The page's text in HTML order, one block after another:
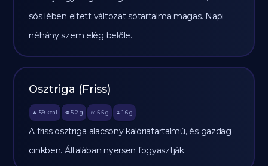
sós lében eltett változat sótartalma magas. Napi
néhány szem elég belőle.
Osztriga (Friss)
🔥 59 kcal 🥩 5.2 g 🥔 5.5g 🫒 1.6 g
A friss osztriga alacsony kalóriatartalmú, és gazdag
cinkben. Általában nyersen fogyasztják.